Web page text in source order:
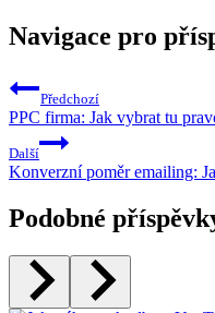
Navigace pro
Předchozí
PPC firma: Jak vybrat tu
Další
Konverzní poměr emailing:
Podobné